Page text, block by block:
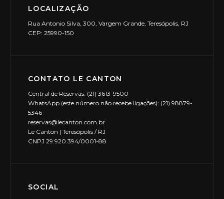
LOCALIZAÇÃO
Rua Antonio Silva, 300, Vargem Grande, Teresópolis, RJ
CEP: 25990-150
CONTATO LE CANTON
Central de Reservas: (21) 3613-9500
WhatsApp (este número não recebe ligações): (21) 98879-
5346
reservas@lecanton.com.br
Le Canton | Teresópolis / RJ
CNPJ 29.920.394/0001-88
SOCIAL